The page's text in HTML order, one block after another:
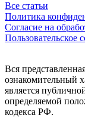
Все статьи
Политика
Согласие на
Пользовательское
Вся
ознакомительный
является
определяемой
кодекса РФ.